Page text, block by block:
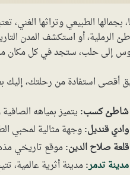
بجمالها الطبيعي وتراثها الغني،
الرملية، أو استكشف المدن
إلى حلب، ستجد في كل مكان
أقصى استفادة من رحلتك،
شاطئ كسب: يتميز بمياهه
وادي قنديل:وجهة مثالية لمحبي
قلعة صلاح الدين:موقع تاريخي
مدينة تدمر:مدينة أثرية عالمية،